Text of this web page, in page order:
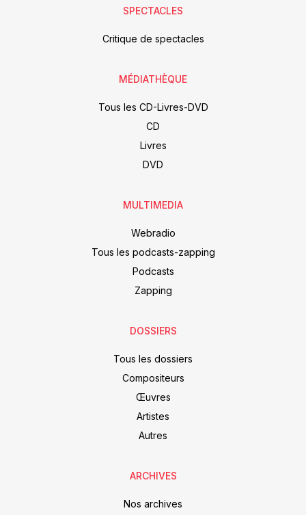
SPECTACLES
Critique de spectacles
MÉDIATHÈQUE
Tous les CD-Livres-DVD
CD
Livres
DVD
MULTIMEDIA
Webradio
Tous les podcasts-zapping
Podcasts
Zapping
DOSSIERS
Tous les dossiers
Compositeurs
Œuvres
Artistes
Autres
ARCHIVES
Nos archives